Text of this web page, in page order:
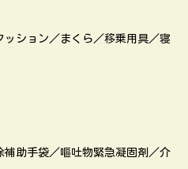
ション／まくら／移乗用具／寝
助手袋／嘔吐物緊急凝固剤／介